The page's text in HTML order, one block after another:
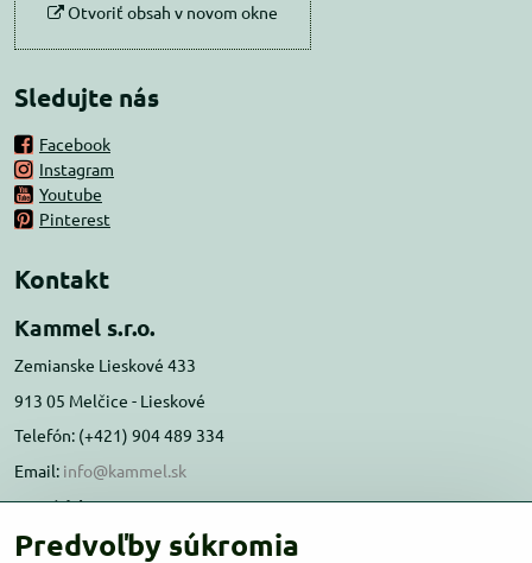
Otvoriť obsah v novom okne
Sledujte nás
Facebook
Instagram
Youtube
Pinterest
Kontakt
Kammel s.r.o.
Zemianske Lieskové 433
913 05 Melčice - Lieskové
Telefón: (+421) 904 489 334
Email: info@kammel.sk
Prevádzka:
Administratívna budova PD Melčice
Predvoľby súkromia